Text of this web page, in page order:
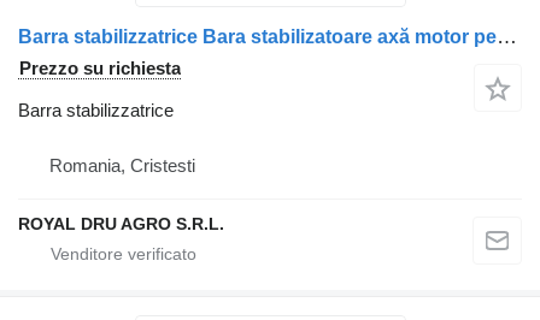
Barra stabilizzatrice Bara stabilizatoare axă motor per camion Volvo 24425408-18
Prezzo su richiesta
Barra stabilizzatrice
Romania, Cristesti
ROYAL DRU AGRO S.R.L.